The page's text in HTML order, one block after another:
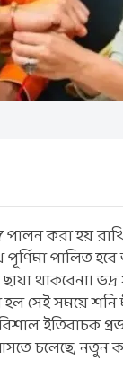
করা হয়
পূর্ণিমা
থাকবেনা।
সেই সময়ে শনি
ইতিবাচক
চলেছে,